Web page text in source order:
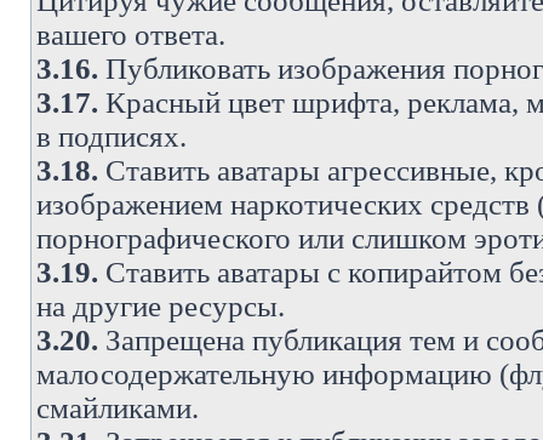
вашего ответа.
3.16. Публиковать изображения
3.17. Красный цвет шрифта, реклама,
в подписях.
3.18. Ставить аватары агрессивные,
изображением наркотических
порнографического или слишком
3.19. Ставить аватары с копирайтом
на другие ресурсы.
3.20. Запрещена публикация тем и
малосодержательную информацию
смайликами.